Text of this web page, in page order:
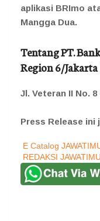
aplikasi BRImo
Mangga Dua.
Tentang PT.
Region 6/Jakarta
Jl. Veteran II No.
Press Release ini
E Catalog
REDAKSI